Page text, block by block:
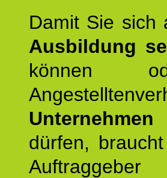
Damit Sie
Ausbildung
können
dürfen,